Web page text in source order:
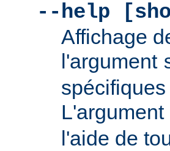
--help
Affichage
l'argument
L'argument
l'aide de